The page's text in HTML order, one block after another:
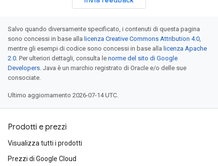
Salvo quando diversamente specificato, i contenuti di questa pagina
sono concessi in base alla licenza Creative Commons Attribution 4.0
mentre gli esempi di codice sono concessi in base alla licenza Apache
2.0 . Per ulteriori dettagli, consulta le norme del sito di Google
Developers . Java è un marchio registrato di Oracle e/o delle sue
consociate.
Ultimo aggiornamento 2026-07-14 UTC.
Prodotti e prezzi
Visualizza tutti i prodotti
Prezzi di Google Cloud